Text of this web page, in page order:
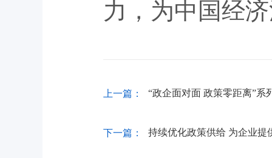
力，为中国经
上一篇： “政企面对面 政策零距离”系
下一篇： 持续优化政策供给 为企业提